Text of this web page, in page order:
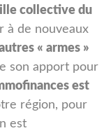
collective du
à de nouveaux
« armes »
son apport pour
est
région, pour
est